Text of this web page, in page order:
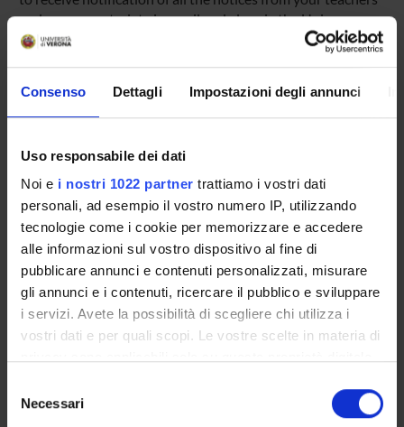
Consenso Dettagli Impostazioni degli annunci
Uso responsabile dei dati
Noi e i nostri 1022 partner trattiamo i vostri dati
personali, ad esempio il vostro numero IP, utilizzando
tecnologie come i cookie per memorizzare e accedere
alle informazioni sul vostro dispositivo al fine di
pubblicare annunci e contenuti personalizzati, misurare
gli annunci e i contenuti, ricercare il pubblico e sviluppare
i servizi. Avete la possibilità di scegliere chi utilizza i
vostri dati e per quali scopi. Le vostre scelte in materia di
modificare o revocare il proprio consenso in qualsiasi
momento dalla Dichiarazione sui cookie o facendo clic
delNecessari
and your secretariat via email and also via the Univr app.
MYUNIVR
Didactic plan and student's guide
Lesson timetable
Exam calendar
Notices
Thesis and internship proposals
Governing bodies
Faculty staff
Documents